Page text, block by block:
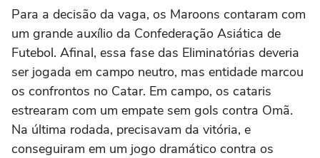
Para a decisão da vaga, os Maroons contaram com
um grande auxílio da Confederação Asiática de
Futebol. Afinal, essa fase das Eliminatórias deveria
ser jogada em campo neutro, mas entidade marcou
os confrontos no Catar. Em campo, os cataris
estrearam com um empate sem gols contra Omã.
Na última rodada, precisavam da vitória, e
conseguiram em um jogo dramático contra os